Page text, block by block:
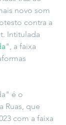
novo som
contra a
Intitulada
", a faixa
é o
Ruas, que
com a faixa